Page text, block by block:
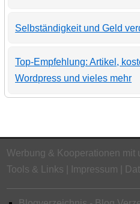
Selbständigkeit und Geld
Top-Empfehlung: Artikel,
Wordpress und vieles mehr
Werbung & Kooperationen mit
Tools & Links
Impressum